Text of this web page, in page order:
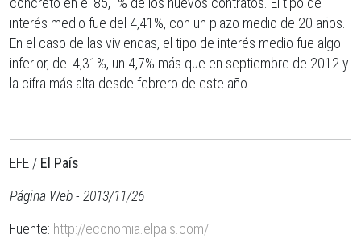
interés medio fue del 4,41%, con un plazo medio de 20 años.
En el caso de las viviendas, el tipo de interés medio fue algo
inferior, del 4,31%, un 4,7% más que en septiembre de 2012 y
la cifra más alta desde febrero de este año.
EFE / El País
Página Web - 2013/11/26
Fuente: http://economia.elpais.com/